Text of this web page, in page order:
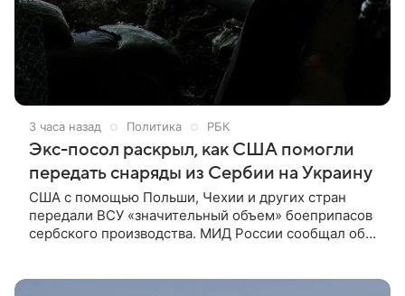
3 часа назад Политика РБК
Экс-посол раскрыл, как США помогли
передать снаряды из Сербии на Украину
США с помощью Польши, Чехии и других стран
передали ВСУ «значительный объем» боеприпасов
сербского производства. МИД России сообщал об